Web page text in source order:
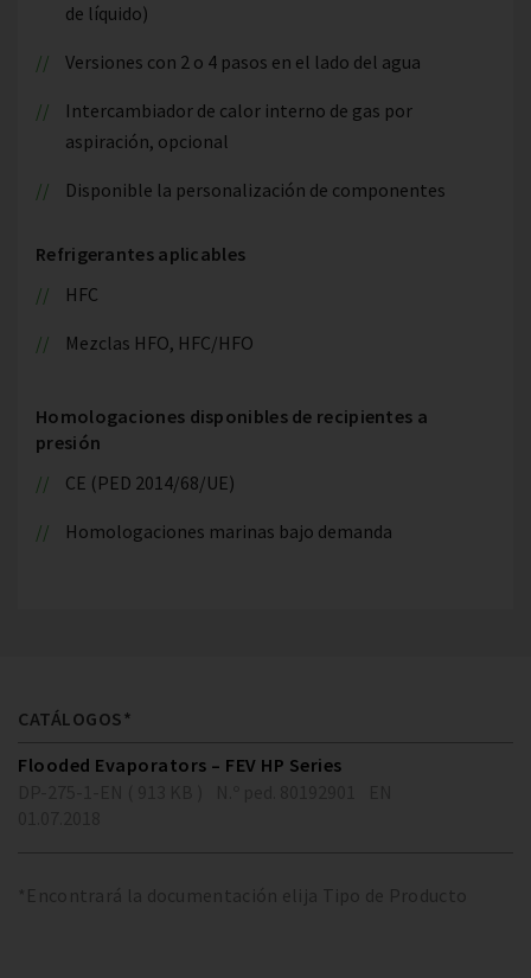
de líquido)
Versiones con 2 o 4 pasos en el lado del agua
Intercambiador de calor interno de gas por
aspiración, opcional
Disponible la personalización de componentes
Refrigerantes aplicables
HFC
Mezclas HFO, HFC/HFO
Homologaciones disponibles de recipientes a
presión
CE (PED 2014/68/UE)
Homologaciones marinas bajo demanda
CATÁLOGOS*
Flooded Evaporators – FEV HP Series
*Encontrará la documentación elija Tipo de Producto